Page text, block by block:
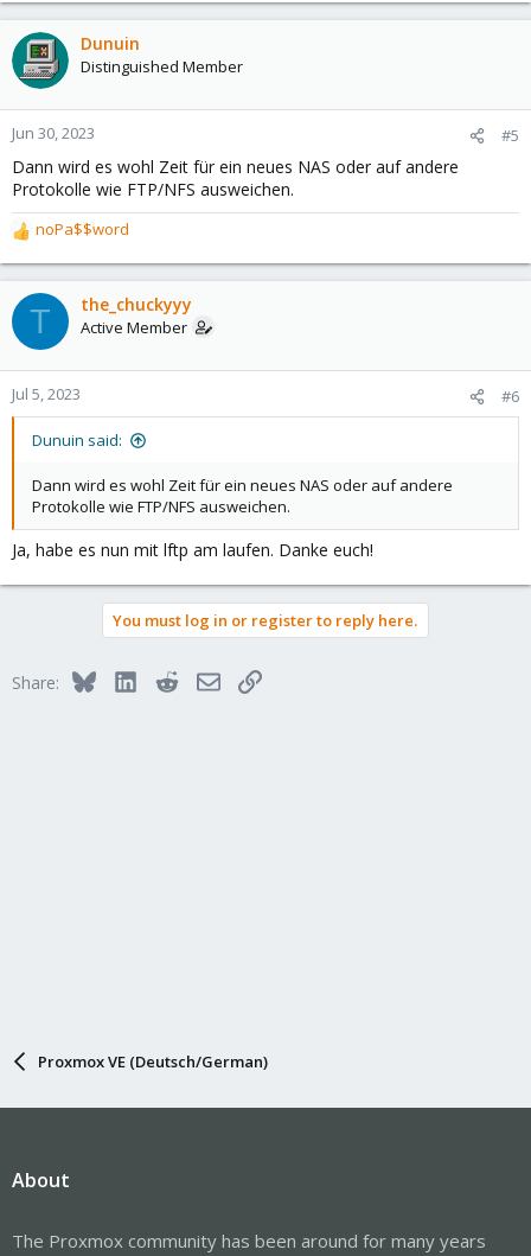
a
c
t
o
n
s
:
Dunuin
Distinguished Member
Jun 30, 2023 #5
Dann wird es wohl Zeit für ein neues NAS oder auf andere
Protokolle wie FTP/NFS ausweichen.
R
e
a
c
t
o
n
s
noPa$$word
T the_chuckyyy
Active Member
Jul 5, 2023 #6
Dunuin said:
Dann wird es wohl Zeit für ein neues NAS oder auf andere
Protokolle wie FTP/NFS ausweichen.
Ja, habe es nun mit lftp am laufen. Danke euch!
You must log in or register to reply here.
Share: BlueskyLinkedInRedditEmailLink
Proxmox VE (Deutsch/German)
About
The Proxmox community has been around for many years